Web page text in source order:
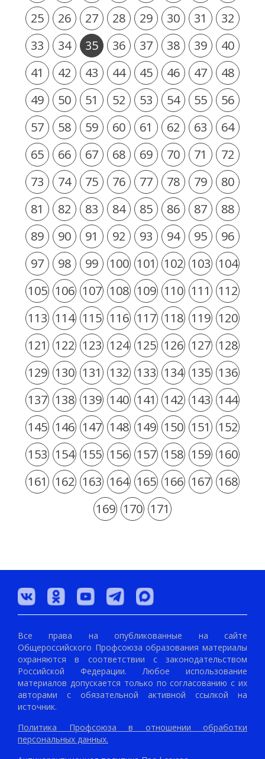
25
26 27 28 29 30 31
32
33
34 35 36 37 38 39
40
41
42 43 44 45 46 47
48
49
50 51 52 53 54 55
56
57
58 59 60 61 62 63
64
65
66 67 68 69 70 71
72
73
74 75 76 77 78 79
80
81
82 83 84 85 86 87
88
89
90 91 92 93 94 95
96
97
98 99 100 101 102 103 104
105 106 107 108 109 110 111 112
113 114 115 116 117 118 119 120
121 122 123 124 125 126 127 128
129 130 131 132 133 134 135 136
137 138 139 140 141 142 143 144
145 146 147 148 149 150 151 152
153 154 155 156 157 158 159 160
161 162 163 164 165 166 167 168
169 170 171
Все права на опубликованные на сайте
Общероссийского Профсоюза образования материалы
охраняются в соответствии с законодательством
Российской Федерации. Любое использование
материалов допускается только по согласованию с их
авторами с обязательной активной ссылкой на
источник.
Политика Профсоюза в отношении обработки
персональных данных.